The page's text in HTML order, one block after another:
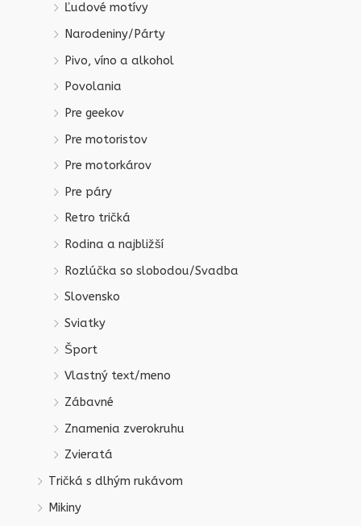
Ľudové motívy
Narodeniny/Párty
Pivo, víno a alkohol
Povolania
Pre geekov
Pre motoristov
Pre motorkárov
Pre páry
Retro tričká
Rodina a najbližší
Rozlúčka so slobodou/Svadba
Slovensko
Sviatky
Šport
Vlastný text/meno
Zábavné
Znamenia zverokruhu
Zvieratá
Tričká s dlhým rukávom
Mikiny